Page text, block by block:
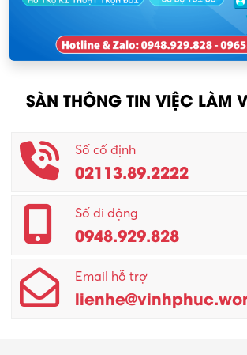
Nhân viên kinh doanh
Nhân viên thu mua
Nhân viên CSKH
Phục vụ khác
Promotion Girl (PG)
Quản lý – Giám đốc
Quản lý chất lượng – QC
Quản lý sản xuất
Quản trị kinh doanh
KCN Sông Lô I
KCN Tam Dương
SÀN THÔNG TIN VIỆC LÀM
Số cố định
02113.89.2222
Số di động
0948.929.828
Email hỗ trợ